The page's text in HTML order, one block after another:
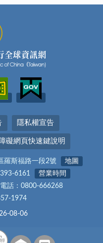
隱私權宣告
礙網頁快速鍵說明
羅斯福路一段2號
地圖
6161
營業時間
話：0800-666268
1974
08-06